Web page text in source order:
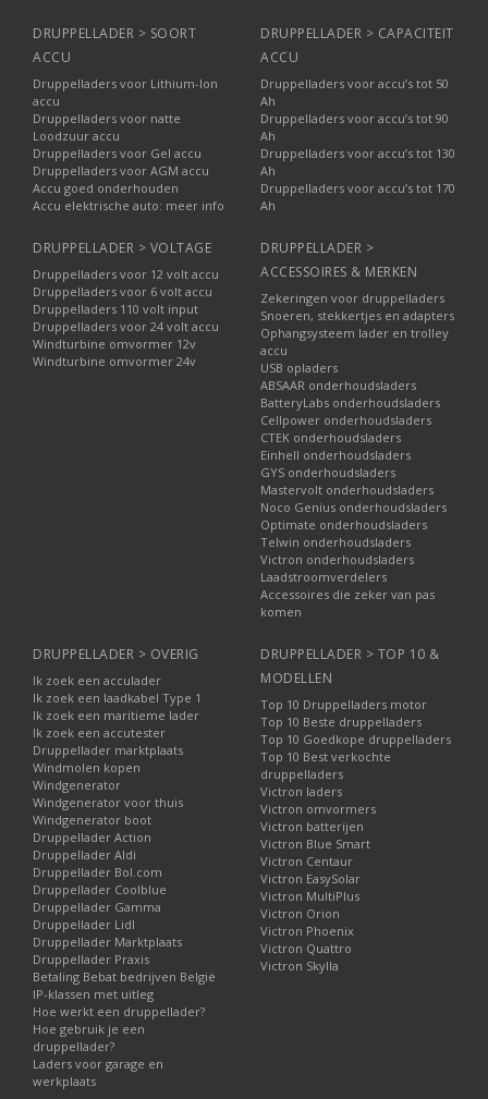
DRUPPELLADER > SOORT
ACCU
Druppelladers voor Lithium-Ion
accu
Druppelladers voor natte
Loodzuur accu
Druppelladers voor Gel accu
Druppelladers voor AGM accu
Accu goed onderhouden
Accu elektrische auto: meer info
DRUPPELLADER > CAPACITEIT
ACCU
Druppelladers voor accu’s tot 50
Ah
Druppelladers voor accu’s tot 90
Ah
Druppelladers voor accu’s tot 130
Ah
Druppelladers voor accu’s tot 170
Ah
DRUPPELLADER > VOLTAGE
Druppelladers voor 12 volt accu
Druppelladers voor 6 volt accu
Druppelladers 110 volt input
Druppelladers voor 24 volt accu
Windturbine omvormer 12v
Windturbine omvormer 24v
DRUPPELLADER >
ACCESSOIRES & MERKEN
Zekeringen voor druppelladers
Snoeren, stekkertjes en adapters
Ophangsysteem lader en trolley
accu
USB opladers
ABSAAR onderhoudsladers
BatteryLabs onderhoudsladers
Cellpower onderhoudsladers
CTEK onderhoudsladers
Einhell onderhoudsladers
GYS onderhoudsladers
Mastervolt onderhoudsladers
Noco Genius onderhoudsladers
Optimate onderhoudsladers
Telwin onderhoudsladers
Victron onderhoudsladers
Laadstroomverdelers
Accessoires die zeker van pas
komen
DRUPPELLADER > OVERIG
Ik zoek een acculader
Ik zoek een laadkabel Type 1
Ik zoek een maritieme lader
Ik zoek een accutester
Druppellader marktplaats
Windmolen kopen
Windgenerator
Windgenerator voor thuis
Windgenerator boot
Druppellader Action
Druppellader Aldi
Druppellader Bol.com
Druppellader Coolblue
Druppellader Gamma
Druppellader Lidl
Druppellader Marktplaats
Druppellader Praxis
Betaling Bebat bedrijven België
IP-klassen met uitleg
Hoe werkt een druppellader?
Hoe gebruik je een
druppellader?
Laders voor garage en
werkplaats
DRUPPELLADER > TOP 10 &
MODELLEN
Top 10 Druppelladers motor
Top 10 Beste druppelladers
Top 10 Goedkope druppelladers
Top 10 Best verkochte
druppelladers
Victron laders
Victron omvormers
Victron batterijen
Victron Blue Smart
Victron Centaur
Victron EasySolar
Victron MultiPlus
Victron Orion
Victron Phoenix
Victron Quattro
Victron Skylla